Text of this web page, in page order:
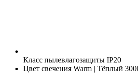
Класс пылевлагозащиты IP20
Цвет свечения Warm | Тёплый